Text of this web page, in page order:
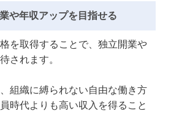
や年収アップを目指せる
を取得することで、独立開業や
されます。
組織に縛られない自由な働き方
時代よりも高い収入を得ること